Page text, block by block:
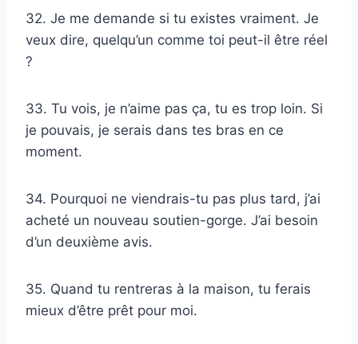
32. Je me demande si tu existes vraiment. Je
veux dire, quelqu’un comme toi peut-il être réel
?
33. Tu vois, je n’aime pas ça, tu es trop loin. Si
je pouvais, je serais dans tes bras en ce
moment.
34. Pourquoi ne viendrais-tu pas plus tard, j’ai
acheté un nouveau soutien-gorge. J’ai besoin
d’un deuxième avis.
35. Quand tu rentreras à la maison, tu ferais
mieux d’être prêt pour moi.